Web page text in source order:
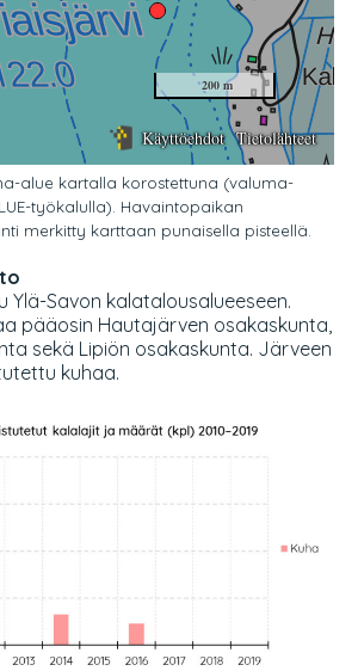
alue kartalla korostettuna (valuma-
työkalulla). Havaintopaikan
merkitty karttaan punaisella pisteellä.
Ylä-Savon kalatalousalueeseen.
pääosin Hautajärven osakaskunta,
sekä Lipiön osakaskunta. Järveen
kuhaa.